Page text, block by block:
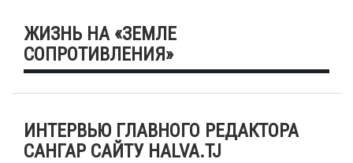
ЖИЗНЬ НА «ЗЕМЛЕ
СОПРОТИВЛЕНИЯ»
ИНТЕРВЬЮ ГЛАВНОГО РЕДАКТОРА
САНГАР САЙТУ HALVA.TJ